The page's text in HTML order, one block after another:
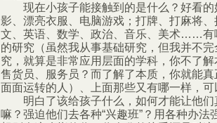
现在小孩子能接触到的是什么？好看的
影、漂亮衣服、电脑游戏；打牌、打麻将
文、英语、数学、政治、音乐、美术……有
的研究（虽然我从事基础研究，但我并不
究，就算是非常应用层面的学科，你不了
售货员、服务员？而了解了本质，你就能
面面运转的人）、上面那些又有哪一样，
明白了该给孩子什么，如何才能让他们
嘛？强迫他们去各种“兴趣班”？用各种办